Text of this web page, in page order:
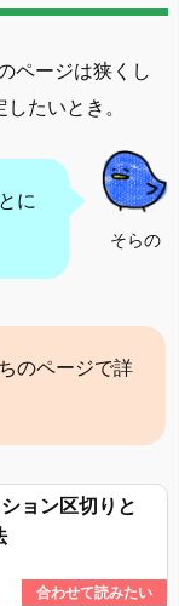
ページは狭くし
たいとき。
そらの
に
のページで詳
ョン区切りと